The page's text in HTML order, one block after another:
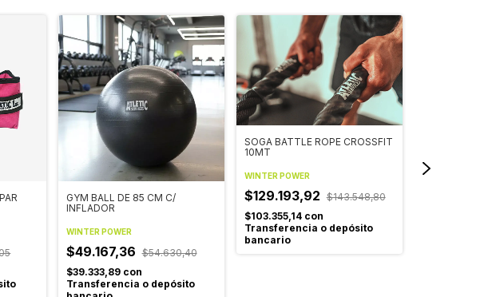
GYM BALL DE 85 CM C/
INFLADOR
WINTER POWER
$49.167,36 $54.630,40
$39.333,89 con
Transferencia o depósito
SOGA BATTLE ROPE CROSSFIT
10MT
WINTER POWER
$129.193,92 $143.548,80
$103.355,14 con
Transferencia o depósito
bancario